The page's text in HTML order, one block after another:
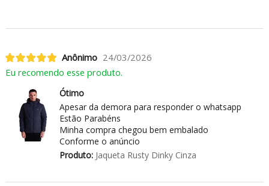
Anônimo 24/03/2026
Eu recomendo esse produto.
Ótimo
Apesar da demora para responder o whatsapp
Estão Parabéns
Minha compra chegou bem embalado
Conforme o anúncio
Produto:Jaqueta Rusty Dinky Cinza